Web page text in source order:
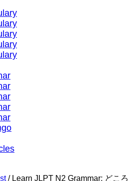
/ Learn JLPT N2 Grammar: どころ